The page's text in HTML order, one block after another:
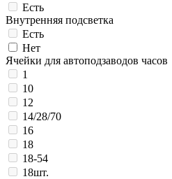
Есть
Внутренняя подсветка
Есть
Нет
Ячейки для автоподзаводов часов
1
10
12
14/28/70
16
18
18-54
18шт.